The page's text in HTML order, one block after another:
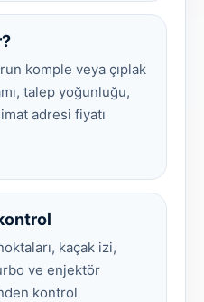
komple veya çıplak
talep yoğunluğu,
adresi fiyatı
kaçak izi,
ve enjektör
kontrol